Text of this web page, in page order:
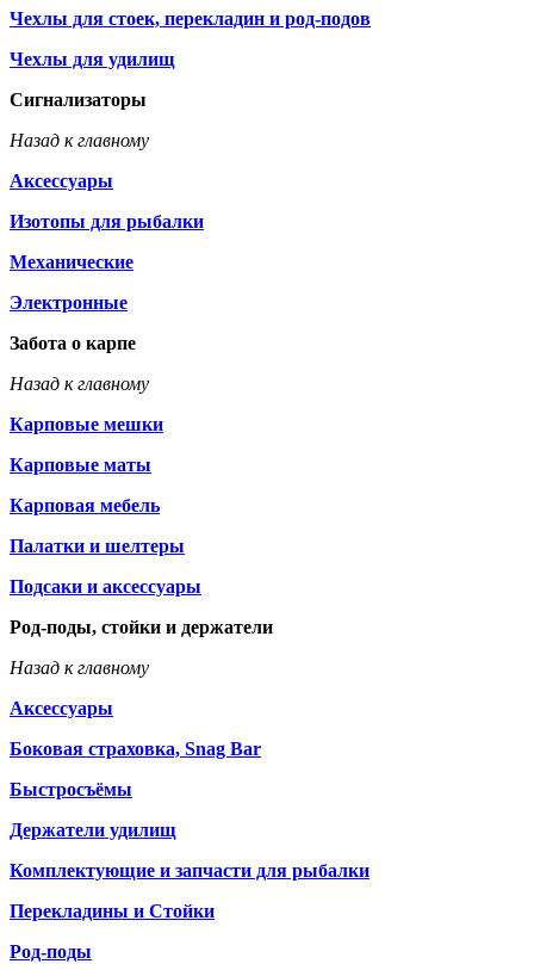
Чехлы для стоек, перекладин и род-подов
Чехлы для удилищ
Сигнализаторы
Назад к главному
Аксессуары
Изотопы для рыбалки
Механические
Электронные
Забота о карпе
Назад к главному
Карповые мешки
Карповые маты
Карповая мебель
Палатки и шелтеры
Подсаки и аксессуары
Род-поды, стойки и держатели
Назад к главному
Аксессуары
Боковая страховка, Snag Bar
Быстросъёмы
Держатели удилищ
Комплектующие и запчасти для рыбалки
Перекладины и Стойки
Род-поды